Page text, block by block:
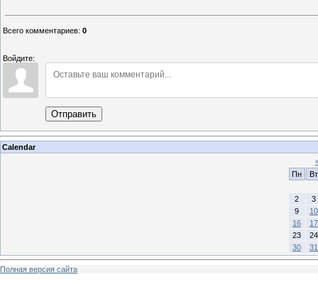
Всего комментариев: 0
Войдите:
Отправить
Calendar
Пн
Вт
2
3
9
10
16
17
23
24
30
31
Полная версия сайта